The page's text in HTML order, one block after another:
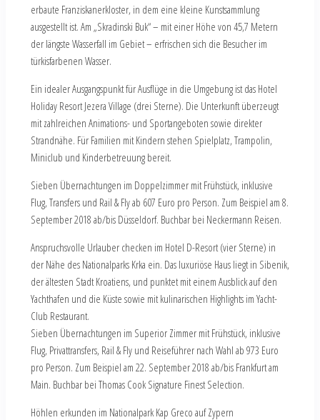
erbaute Franziskanerkloster, in dem eine kleine Kunstsammlung
ausgestellt ist. Am „Skradinski Buk“ – mit einer Höhe von 45,7 Metern
der längste Wasserfall im Gebiet – erfrischen sich die Besucher im
türkisfarbenen Wasser.
Ein idealer Ausgangspunkt für Ausflüge in die Umgebung ist das Hotel
Holiday Resort Jezera Village (drei Sterne). Die Unterkunft überzeugt
mit zahlreichen Animations- und Sportangeboten sowie direkter
Strandnähe. Für Familien mit Kindern stehen Spielplatz, Trampolin,
Miniclub und Kinderbetreuung bereit.
Sieben Übernachtungen im Doppelzimmer mit Frühstück, inklusive
Flug, Transfers und Rail & Fly ab 607 Euro pro Person. Zum Beispiel am 8.
September 2018 ab/bis Düsseldorf. Buchbar bei Neckermann Reisen.
Anspruchsvolle Urlauber checken im Hotel D-Resort (vier Sterne) in
der Nähe des Nationalparks Krka ein. Das luxuriöse Haus liegt in Sibenik,
der ältesten Stadt Kroatiens, und punktet mit einem Ausblick auf den
Yachthafen und die Küste sowie mit kulinarischen Highlights im Yacht-
Club Restaurant.
Sieben Übernachtungen im Superior Zimmer mit Frühstück, inklusive
Flug, Privattransfers, Rail & Fly und Reiseführer nach Wahl ab 973 Euro
pro Person. Zum Beispiel am 22. September 2018 ab/bis Frankfurt am
Main. Buchbar bei Thomas Cook Signature Finest Selection.
Höhlen erkunden im Nationalpark Kap Greco auf Zypern